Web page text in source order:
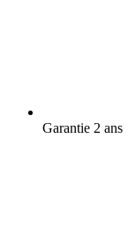
Garantie 2 ans